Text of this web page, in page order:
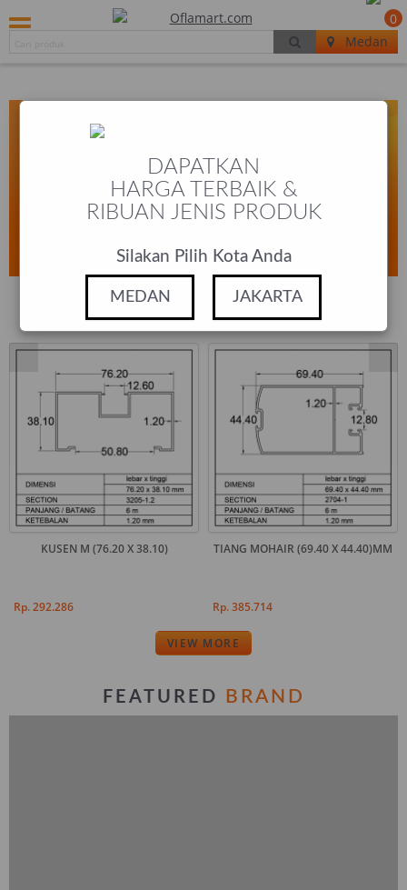
0
Medan
POPULAR PRODUCTS
KUSEN M (76.20 X 38.10)
Rp. 292.286
TIANG MOHAIR (69.40 X 44.40)MM
Rp. 385.714
VIEW MORE
FEATURED BRAND
DAPATKAN
HARGA TERBAIK &
RIBUAN JENIS PRODUK
Silakan Pilih Kota Anda
MEDAN JAKARTA